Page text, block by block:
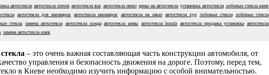
автостекла автостекла оптом автостекла ваз автостекла пежо цены на автостекла установка автостекла лобовые стекла киев
автостекла для иномарок автостекла иномарок автостекла на заказ автостекла xyg лобовые стекла
лобовые стекла
стекла замена автостекла автостекла хонда автостекла цены автостекла honda автостекла продажа установка автостекла
замена автостекла киев
– это очень важная составляющая часть конструкции автомобиля, от
управления и безопасность движения на дороге. Поэтому, перед тем,
в Киеве необходимо изучить информацию с особой внимательностью.